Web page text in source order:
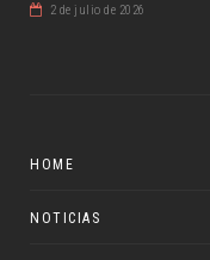
2 de julio de 2026
HOME
NOTICIAS